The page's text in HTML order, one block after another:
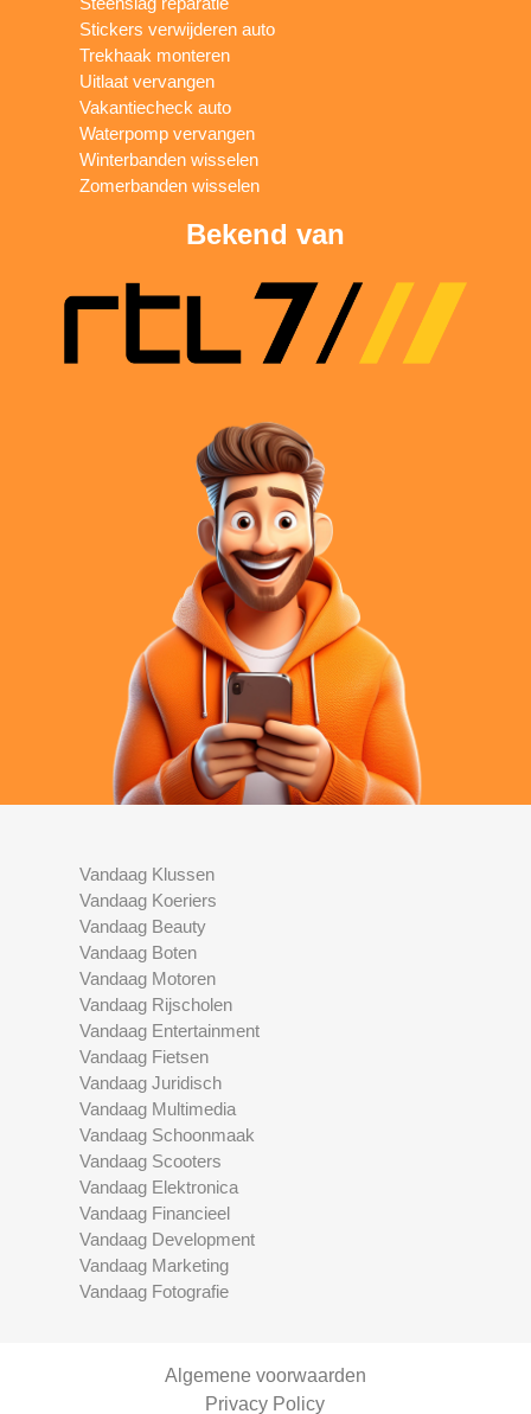
Stickers verwijderen auto
Trekhaak monteren
Uitlaat vervangen
Vakantiecheck auto
Waterpomp vervangen
Winterbanden wisselen
Zomerbanden wisselen
Bekend van
Vandaag Klussen
Vandaag Koeriers
Vandaag Beauty
Vandaag Boten
Vandaag Motoren
Vandaag Rijscholen
Vandaag Entertainment
Vandaag Fietsen
Vandaag Juridisch
Vandaag Multimedia
Vandaag Schoonmaak
Vandaag Scooters
Vandaag Elektronica
Vandaag Financieel
Vandaag Development
Vandaag Marketing
Vandaag Fotografie
Algemene voorwaarden
Privacy Policy